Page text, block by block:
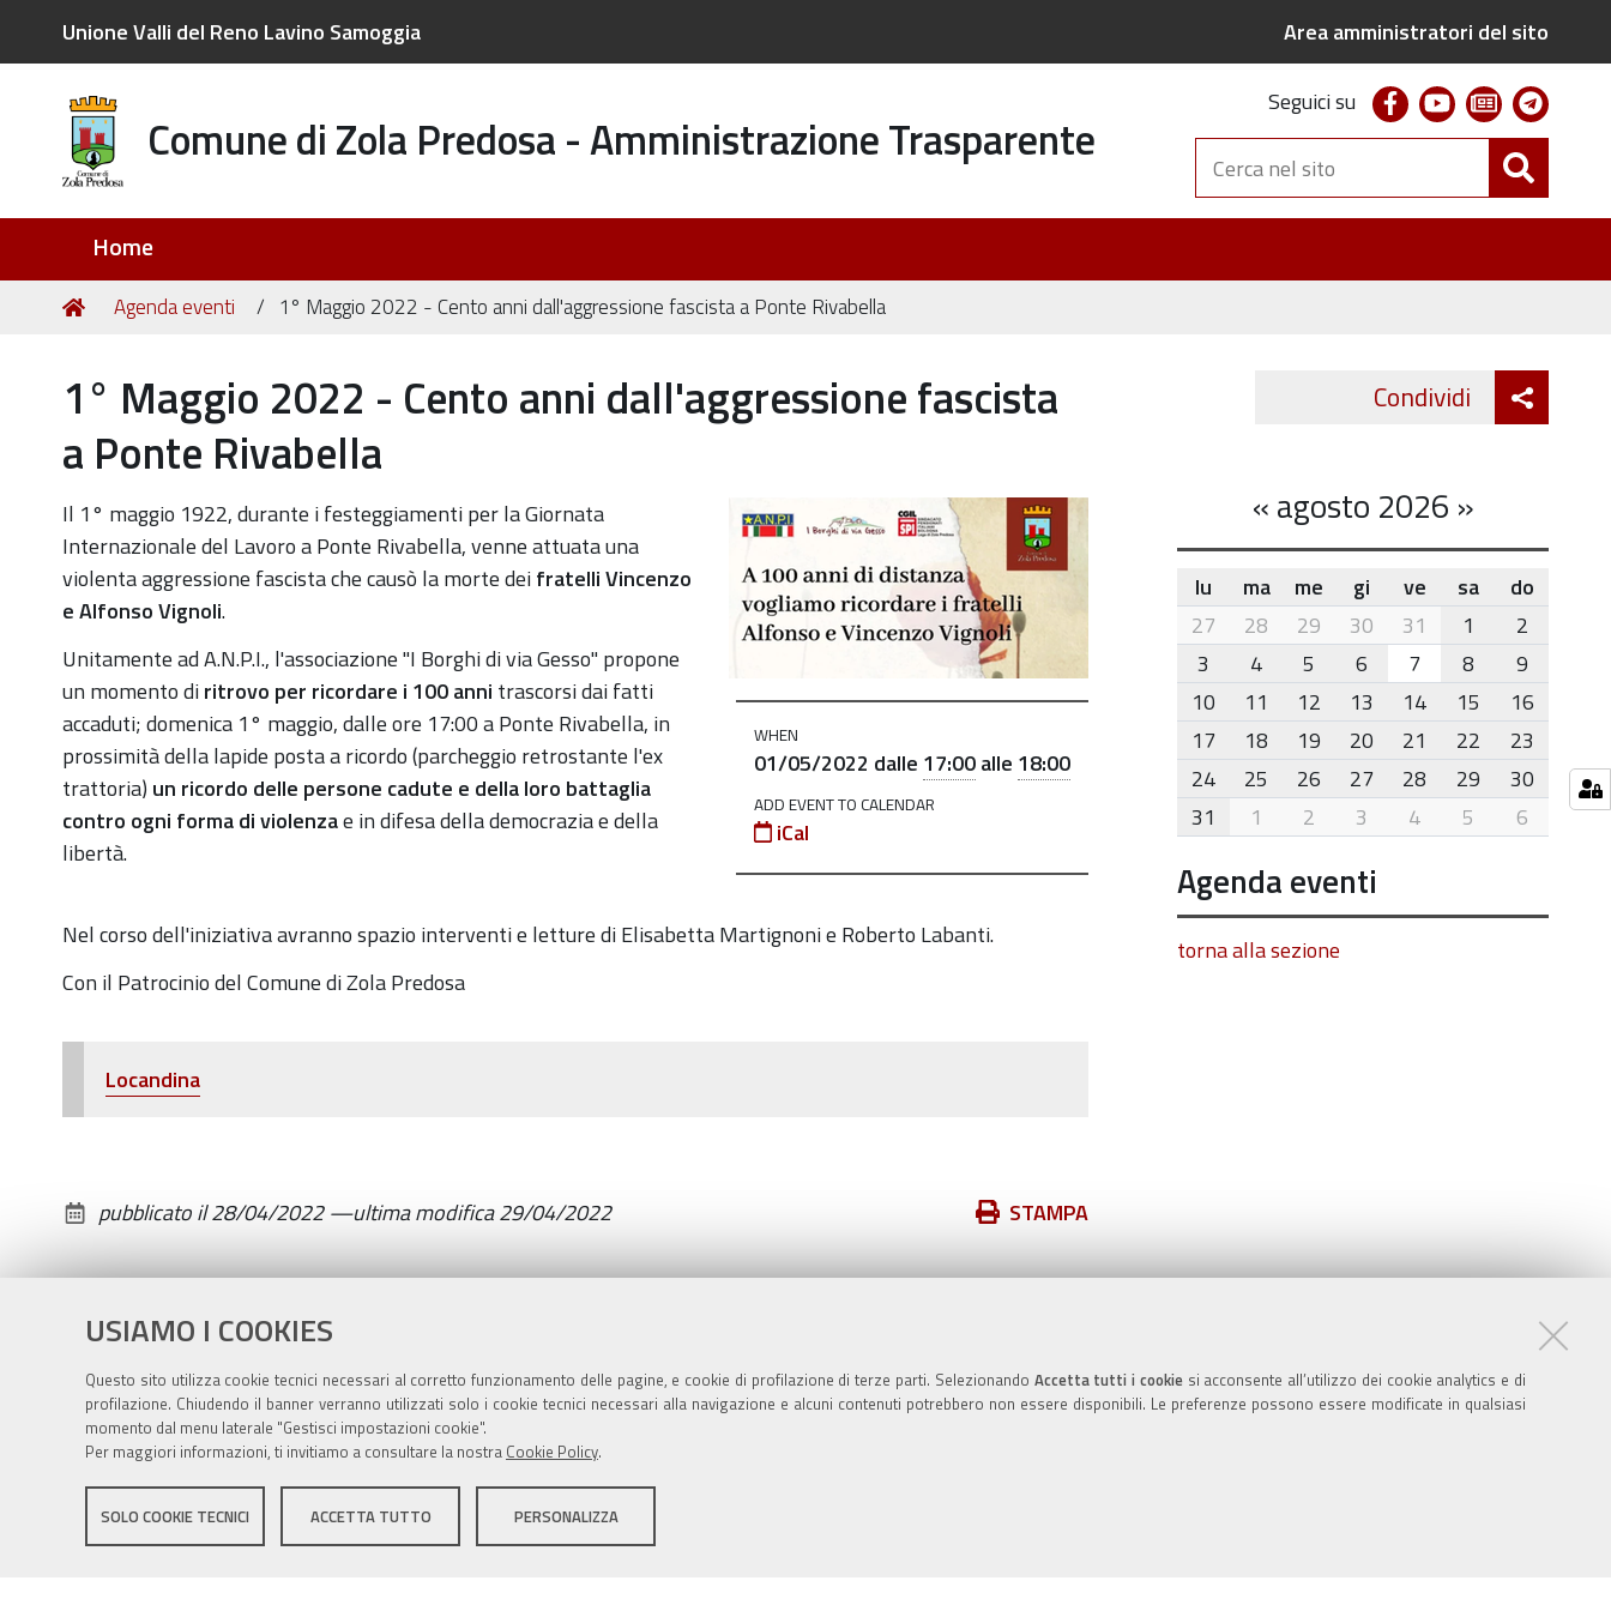
USIAMO I COOKIES
Questo sito utilizza cookie tecnici necessari al corretto funzionamento delle pagine, e cookie di profilazione di terze parti. Selezionando Accetta tutti i cookiesi acconsente all’utilizzo dei cookie analytics e di
profilazione. Chiudendo il banner verranno utilizzati solo i cookie tecnici necessari alla navigazione e alcuni contenuti potrebbero non essere disponibili. Le preferenze possono essere modificate in qualsiasi
momento dal menu laterale "Gestisci impostazioni cookie".
Per maggiori informazioni, ti invitiamo a consultare la nostra Cookie Policy.
SOLO COOKIE TECNICI ACCETTA TUTTO PERSONALIZZA
Unione Valli del Reno Lavino Samoggia Area amministratori del sito
Comune di Zola Predosa - Amministrazione Trasparente
Seguici su facebookyoutubenewsletter
Cerca
nel
sito
Home
Tu
Home
Agenda eventi 1° Maggio 2022 - Cento anni dall'aggressione fascista a Ponte Rivabella
1° Maggio 2022 - Cento anni dall'aggressione fascista
a Ponte Rivabella
https://old.comune.zolapredosa.bo.it/events/1deg-
maggio-
2022-
cento-
dallaggressione-
fascista-
a-
ponte-
rivabella
1°
-
Cento
dall'aggressione
fascista
2022-
01T17:00:00+02:00
2022-
05-
01T18:00:00+02:00
WHEN
01/05/2022 dalle 17:00alle 18:00
ADD EVENT TO CALENDAR
iCal
Il 1° maggio 1922, durante i festeggiamenti per la Giornata
Internazionale del Lavoro a Ponte Rivabella, venne attuata una
violenta aggressione fascista che causò la morte deifratelli Vincenzo
e Alfonso Vignoli.
Unitamente ad A.N.P.I., l'associazione "I Borghi di via Gesso" propone
un momento diritrovo per ricordare i 100 anni trascorsi dai fatti
accaduti; domenica 1° maggio, dalle ore 17:00 a Ponte Rivabella, in
prossimità della lapide posta a ricordo (parcheggio retrostante l'ex
trattoria) un ricordo delle persone cadute e della loro battaglia
contro ogni forma di violenzae in difesa della democrazia e della
libertà.
Nel corso dell'iniziativa avranno spazio interventi e letture di Elisabetta Martignoni e Roberto Labanti.
Con il Patrocinio del Comune di Zola Predosa
Locandina
Azioni
documento
STAMPA
pubblicato il28/04/2022—ultima modifica29/04/2022
Condividi Twitter
«agosto 2026 »
month-
8
lu ma me gi ve sa
do
27
28 29 30 31 1
2
3
4 5 6 7 8
9
10
11 12 13 14 15
16
17
18 19 20 21 22
23
24
25 26 27 28 29
30
31
1 2 3 4 5 6
Agenda eventi
torna alla sezione
Sito istituzionale Comune di Zola Predosa